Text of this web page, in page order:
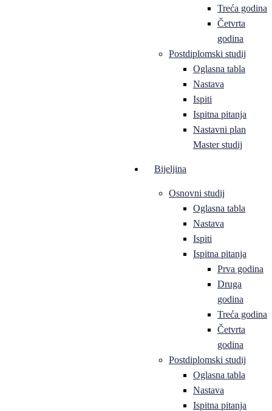
Treća godina
Četvrta
godina
Postdiplomski studij
Oglasna tabla
Nastava
Ispiti
Ispitna pitanja
Nastavni plan
Master studij
Bijeljina
Osnovni studij
Oglasna tabla
Nastava
Ispiti
Ispitna pitanja
Prva godina
Druga
godina
Treća godina
Četvrta
godina
Postdiplomski studij
Oglasna tabla
Nastava
Ispitna pitanja